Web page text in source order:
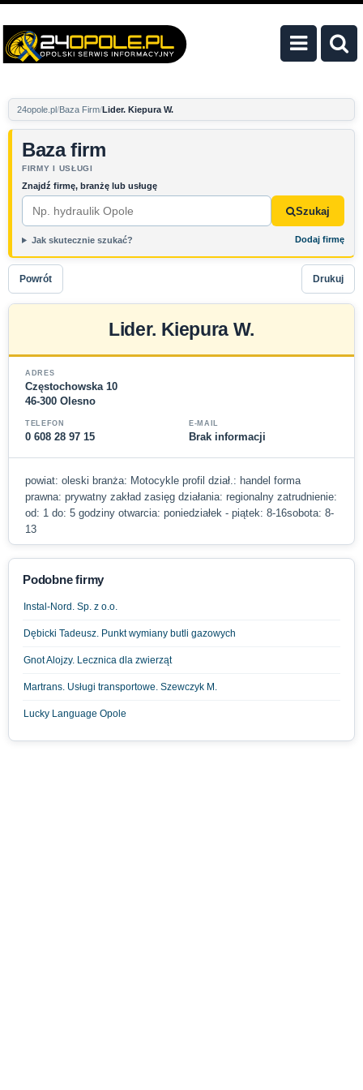
24opole.pl Baza Firm Lider. Kiepura W.
Baza firm
FIRMY I USŁUGI
Znajdź firmę, branżę lub usługę
Szukaj
Jak skutecznie szukać? Dodaj firmę
Powrót Drukuj
Lider. Kiepura W.
ADRES
Częstochowska 10
46-300 Olesno
TELEFON
0 608 28 97 15
E-MAIL
Brak informacji
powiat: oleski branża: Motocykle profil dział.: handel forma
prawna: prywatny zakład zasięg działania: regionalny zatrudnienie:
od: 1 do: 5 godziny otwarcia: poniedziałek - piątek: 8-16sobota: 8-
13
Podobne firmy
Instal-Nord. Sp. z o.o.
Dębicki Tadeusz. Punkt wymiany butli gazowych
Gnot Alojzy. Lecznica dla zwierząt
Martrans. Usługi transportowe. Szewczyk M.
Lucky Language Opole